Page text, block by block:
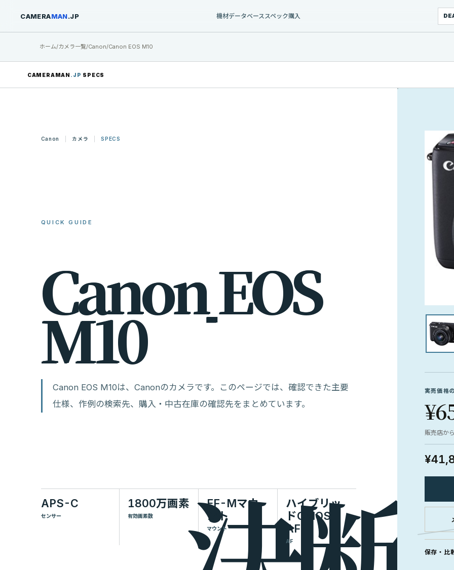
CAMERAMAN.JP 機材データベーススペック購入
ホーム/カメラ一覧/Canon/Canon EOS M10
CAMERAMAN .JP SPECS
Canon カメラ SPECS
QUICK GUIDE
CanonEOS
M10
Canon EOS M10は、Canonのカメラです。このページでは、確認できた主要
仕様、作例の検索先、購入・中古在庫の確認先をまとめています。
APS-C
センサー
1800万画素
有効画素数
EF-Mマウ
ント
マウント
ハイブリッ
ドCMOS
AF II
AF
実売価格
販売店か
保存・比